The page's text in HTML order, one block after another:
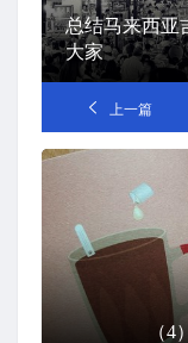
总结马来西亚
大家
上一篇
（